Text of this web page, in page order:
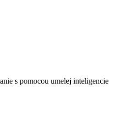
s pomocou umelej inteligencie